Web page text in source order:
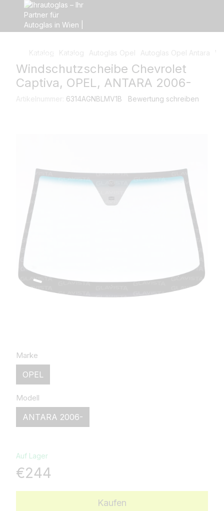
Katalog Katalog Autoglas Opel Autoglas Opel Antara
Windschutzscheibe Chevrolet
Captiva, OPEL, ANTARA 2006-
Artikelnummer: 6314AGNBLMV1B Bewertung schreiben
Marke
OPEL
Modell
ANTARA 2006-
Auf Lager
€244
Kaufen